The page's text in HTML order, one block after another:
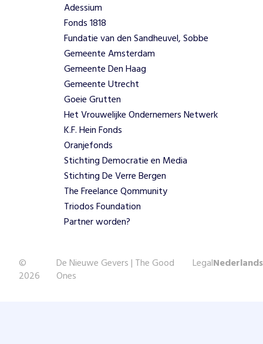
Adessium
Fonds 1818
Fundatie van den Sandheuvel, Sobbe
Gemeente Amsterdam
Gemeente Den Haag
Gemeente Utrecht
Goeie Grutten
Het Vrouwelijke Ondernemers Netwerk
K.F. Hein Fonds
Oranjefonds
Stichting Democratie en Media
Stichting De Verre Bergen
The Freelance Qommunity
Triodos Foundation
Partner worden?
©
2026
De Nieuwe Gevers | The Good
Ones
LegalNederlands